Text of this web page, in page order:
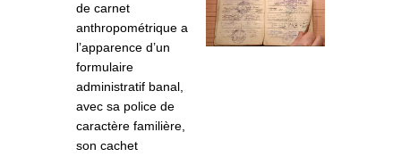
de carnet
anthropométrique a
l’apparence d’un
formulaire
administratif banal,
avec sa police de
caractère familière,
son cachet